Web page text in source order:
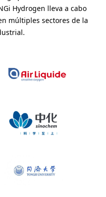
Hydrogen lleva a cabo
múltiples sectores de la